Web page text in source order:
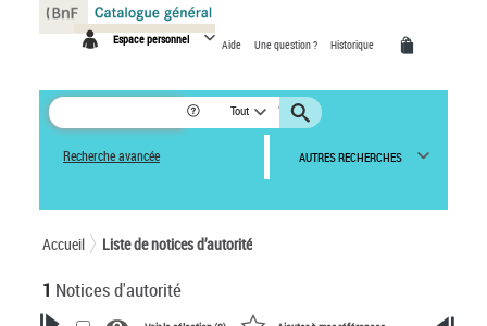
Espace personnel Aide Une question ? Historique
Tout
Recherche avancée AUTRES RECHERCHES
Accueil Liste de notices d’autorité
1 Notices d'autorité
Panneau de gestion des cookies